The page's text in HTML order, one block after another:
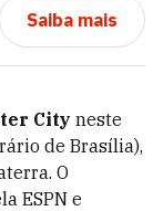
Saiba mais
City neste
de Brasília),
O
ESPN e